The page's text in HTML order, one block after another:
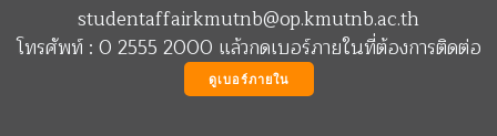
studentaffairkmutnb@op.kmutnb.ac.th
โทรศัพท์ : 0 2555 2000 แล้วกดเบอร์ภายในที่ต้องการติดต่อ
ดูเบอร์ภายใน